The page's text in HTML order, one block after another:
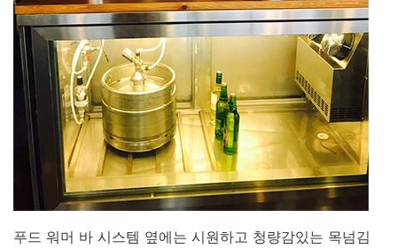
푸드 워머 바 시스템 옆에는 시원하고 청량감있는 목넘김